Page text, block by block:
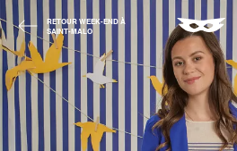
RETOUR WEEK-END À
SAINT-MALO